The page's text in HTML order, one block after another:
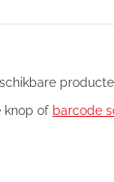
knop of barcode